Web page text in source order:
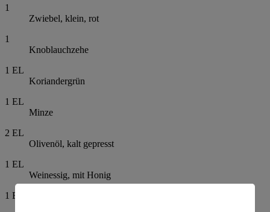
1
Zwiebel, klein, rot
1
Knoblauchzehe
1 EL
Koriandergrün
1 EL
Minze
2 EL
Olivenöl, kalt gepresst
1 EL
Weinessig, mit Honig
1 EL